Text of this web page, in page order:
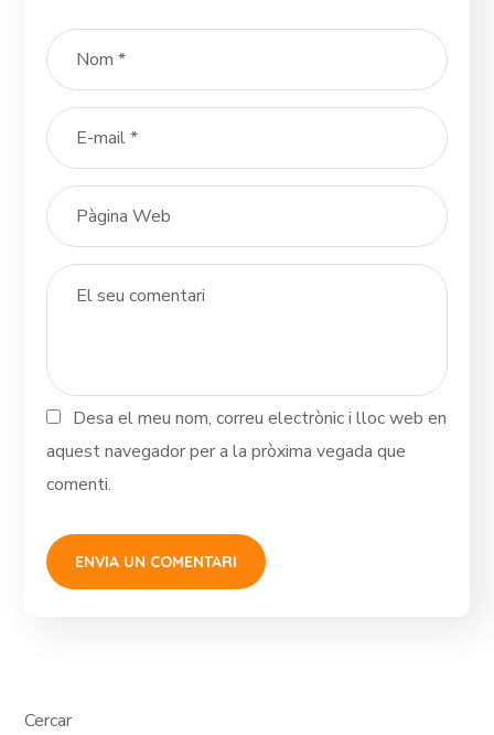
Desa el meu nom, correu electrònic i lloc web en
aquest navegador per a la pròxima vegada que
comenti.
Cercar